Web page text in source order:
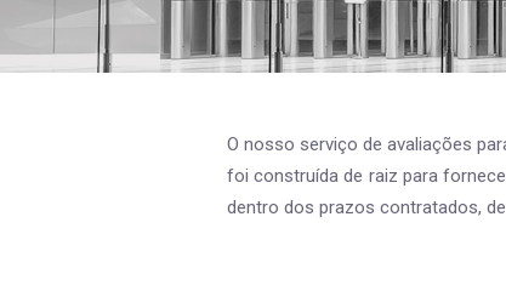
O nosso serviço de avaliações
foi construída de raiz para
dentro dos prazos contratados,